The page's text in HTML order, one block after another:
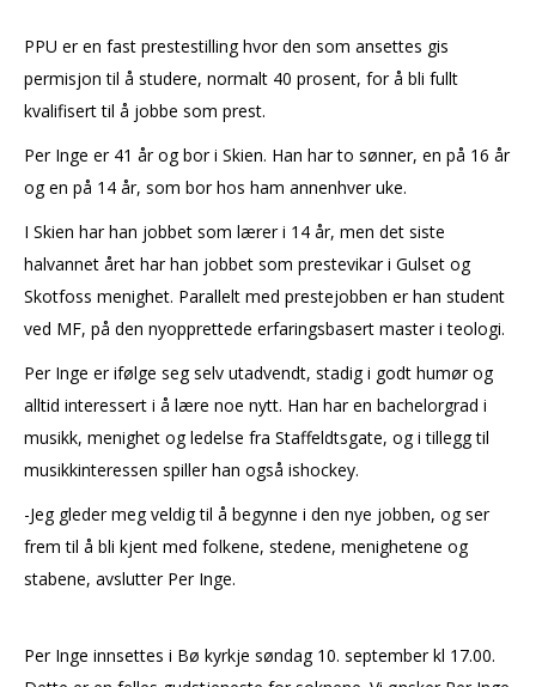
PPU er en fast prestestilling hvor den som ansettes gis
permisjon til å studere, normalt 40 prosent, for å bli fullt
kvalifisert til å jobbe som prest.
Per Inge er 41 år og bor i Skien. Han har to sønner, en på 16 år
og en på 14 år, som bor hos ham annenhver uke.
I Skien har han jobbet som lærer i 14 år, men det siste
halvannet året har han jobbet som prestevikar i Gulset og
Skotfoss menighet. Parallelt med prestejobben er han student
ved MF, på den nyopprettede erfaringsbasert master i teologi.
Per Inge er ifølge seg selv utadvendt, stadig i godt humør og
alltid interessert i å lære noe nytt. Han har en bachelorgrad i
musikk, menighet og ledelse fra Staffeldtsgate, og i tillegg til
musikkinteressen spiller han også ishockey.
-Jeg gleder meg veldig til å begynne i den nye jobben, og ser
frem til å bli kjent med folkene, stedene, menighetene og
stabene, avslutter Per Inge.
Per Inge innsettes i Bø kyrkje søndag 10. september kl 17.00.